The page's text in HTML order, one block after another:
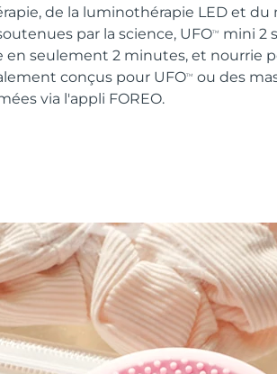
de la luminothérapie LED et du
par la science, UFOTM
mini 2
en seulement 2 minutes, et nourrie
conçus pour UFOTM
ou des
via l'appli FOREO.